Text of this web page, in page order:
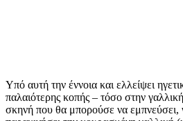
Υπό αυτή την έννοια και ελλείψει
παλαιότερης κοπής – τόσο στην
σκηνή που θα μπορούσε να εμπνεύσει,